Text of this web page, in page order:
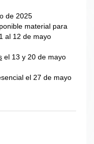
de 2025
material para
al 12 de mayo
el 13 y 20 de mayo
el 27 de mayo